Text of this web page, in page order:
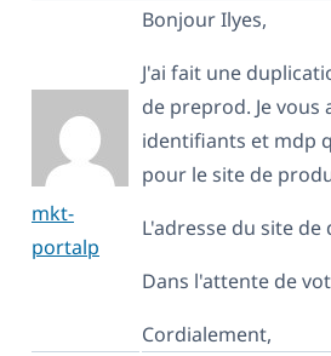
mkt-
portalp
Bonjour Ilyes,
J'ai fait une
de preprod. Je vous
identifiants et mdp
pour le site de
L'adresse du site
Dans l'attente de
Cordialement,